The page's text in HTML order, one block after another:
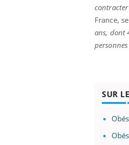
contracter
France,
ans, dont
SUR
Fatigue, irritabilité,
même alopécie… Les
carence en fer sont